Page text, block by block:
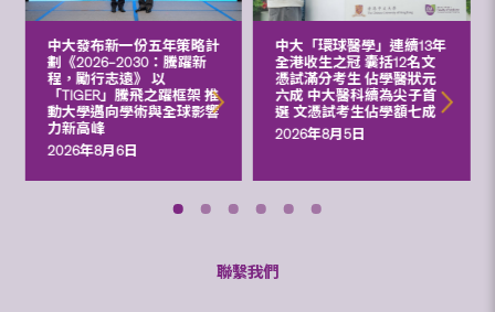
中大發布新一份五年策略計
劃《2026‒2030：騰躍新
程，勵行志遠》 以
「TIGER」騰飛之躍框架 推
動大學邁向學術與全球影響
力新高峰
2026年8月6日
中大「環球醫學」連續13年
全港收生之冠 囊括12名文
憑試滿分考生 佔學醫狀元
六成 中大醫科續為尖子首
選 文憑試考生佔學額七成
2026年8月5日
聯繫我們